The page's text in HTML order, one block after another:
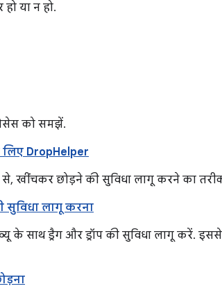
हो या न हो.
को समझें.
DropHelper
खींचकर छोड़ने की सुविधा लागू करने का
लागू करना
के साथ ड्रैग और ड्रॉप की सुविधा लागू करें.